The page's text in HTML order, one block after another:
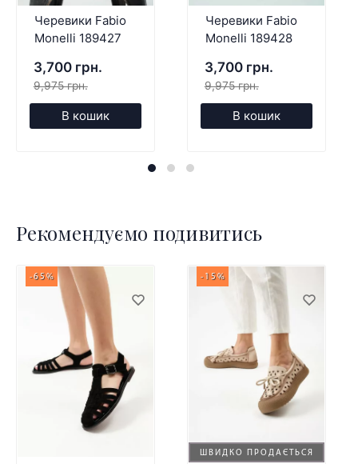
Черевики Fabio
Monelli 189427
3,700 грн.
9,975 грн.
В кошик
Черевики Fabio
Monelli 189428
3,700 грн.
9,975 грн.
В кошик
Рекомендуємо подивитись
-65%
ШВИДКО ПРОДАЄТЬСЯ
-15%